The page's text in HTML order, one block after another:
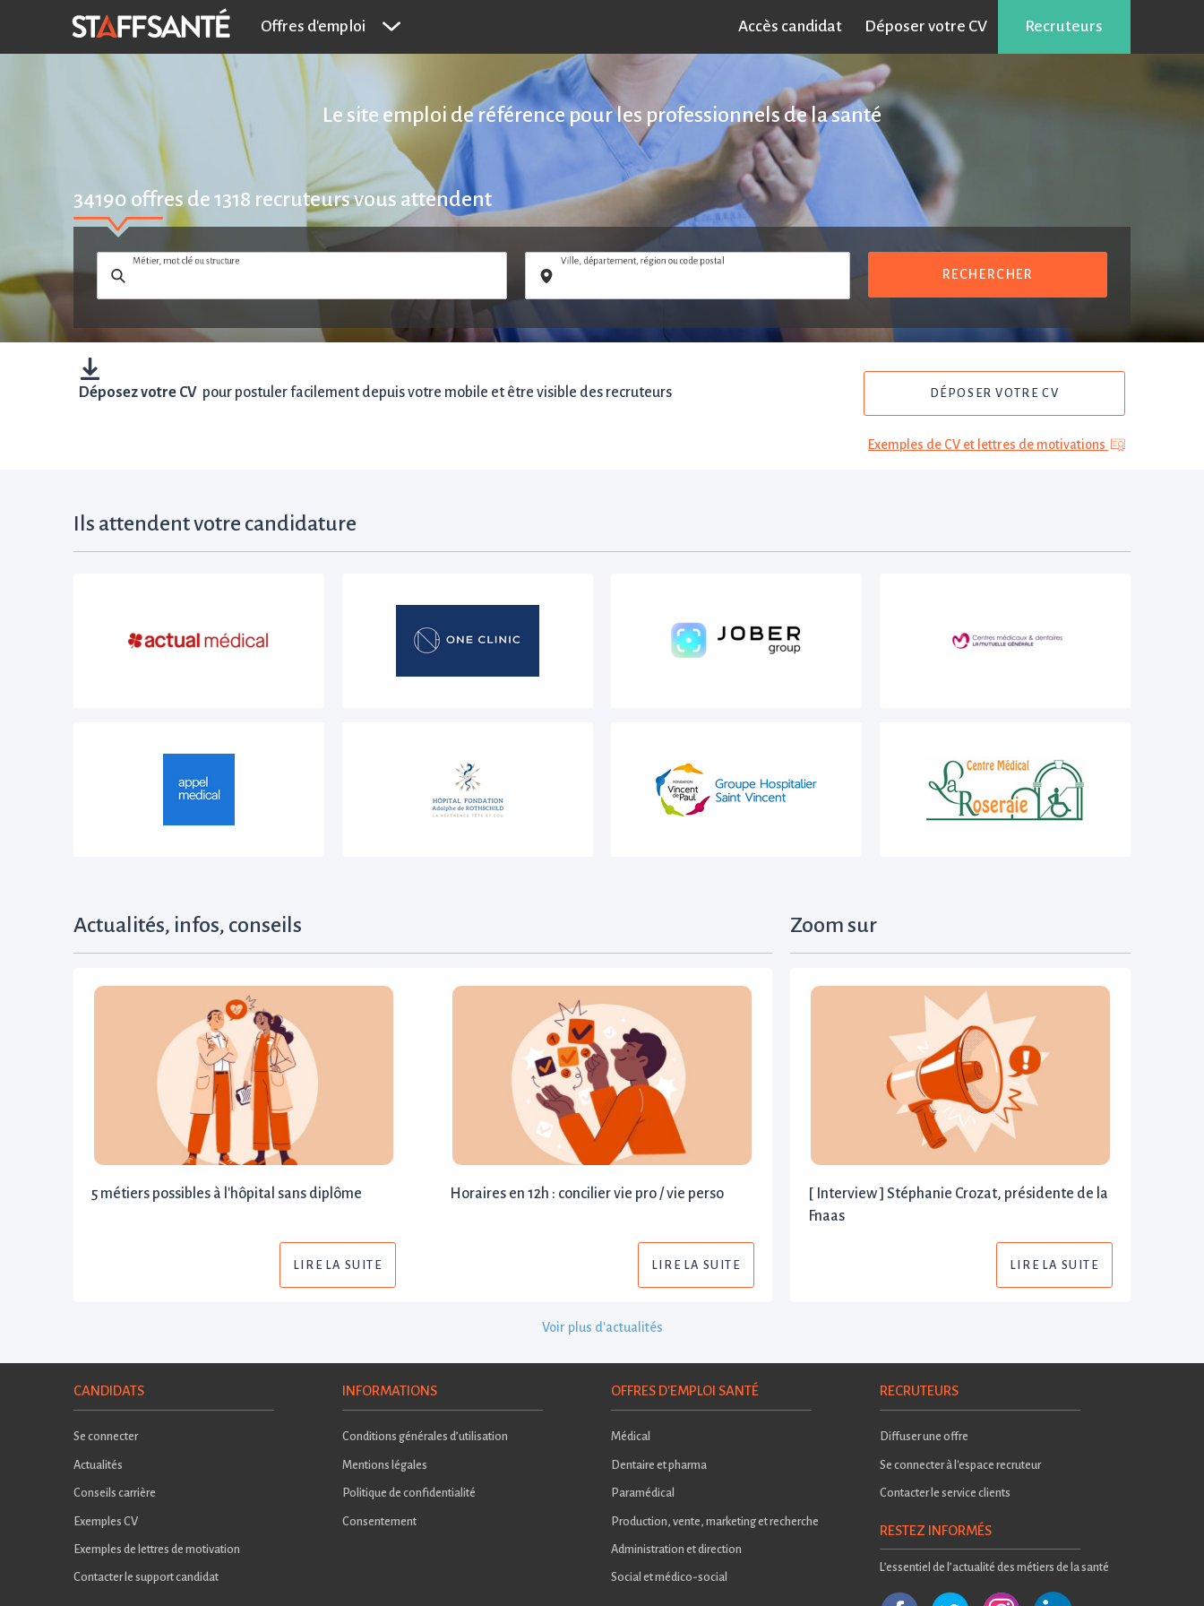
Offres d'emploi Accès candidat Déposer votre CV Recruteurs
Le site emploi de référence pour les professionnels de la santé
34190 offres de1318 recruteurs vous attendent
Métier, mot clé ou structure Ville, département, région ou code postal
RECHERCHER
Déposez votre CV pour postuler facilement depuis votre mobile et être visible des recruteurs DÉPOSER VOTRE CV
Exemples de CV et lettres de motivations
Ils attendent votre candidature
Actualités, infos, conseils
5 métiers possibles à l'hôpital sans diplôme
LIRE LA SUITE
Horaires en 12h : concilier vie pro / vie perso
LIRE LA SUITE
Zoom sur
[ Interview ] Stéphanie Crozat, présidente de la
Fnaas
LIRE LA SUITE
Voir plus d'actualités
CANDIDATS
Se connecter
Actualités
Conseils carrière
Exemples CV
Exemples de lettres de motivation
Contacter le support candidat
INFORMATIONS
Conditions générales d’utilisation
Mentions légales
Politique de confidentialité
Consentement
OFFRES D'EMPLOI SANTÉ
Médical
Dentaire et pharma
Paramédical
Production, vente, marketing et recherche
Administration et direction
Social et médico-social
RECRUTEURS
Diffuser une offre
Se connecter à l'espace recruteur
Contacter le service clients
RESTEZ INFORMÉS
L’essentiel de l’actualité des métiers de la santé